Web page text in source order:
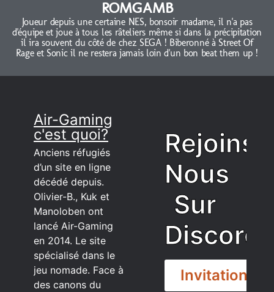
ROMGAMB
Joueur depuis une certaine NES, bonsoir madame, il n'a pas
d'équipe et joue à tous les râteliers même si dans la précipitation
il ira souvent du côté de chez SEGA ! Biberonné à Street Of
Rage et Sonic il ne restera jamais loin d'un bon beat them up !
Air-Gaming
c'est quoi?
Anciens réfugiés
d’un site en ligne
décédé depuis.
Olivier-B., Kuk et
Manoloben ont
lancé Air-Gaming
en 2014. Le site
spécialisé dans le
jeu nomade. Face à
des canons du
Rejoins
Nous
Sur
Discord
Invitation